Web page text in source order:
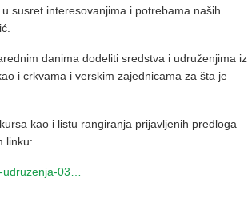
susret interesovanjima i potrebama naših
danima dodeliti sredstva i udruženjima iz
i crkvama i verskim zajednicama za šta je
kao i listu rangiranja prijavljenih predloga
linku:
03…